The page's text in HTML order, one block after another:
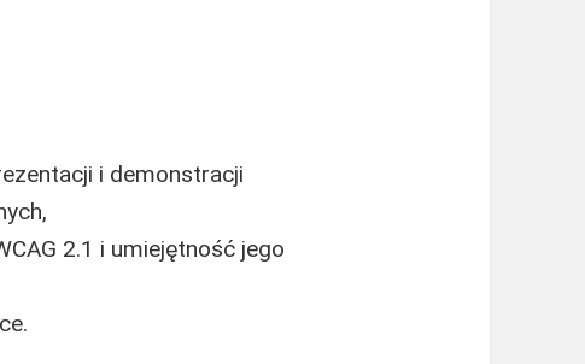
i demonstracji
2.1 i umiejętność jego